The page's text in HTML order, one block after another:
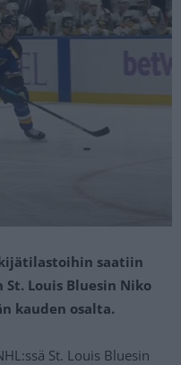
saatiin
Louis Bluesin Niko
kauden osalta.
St. Louis Bluesin